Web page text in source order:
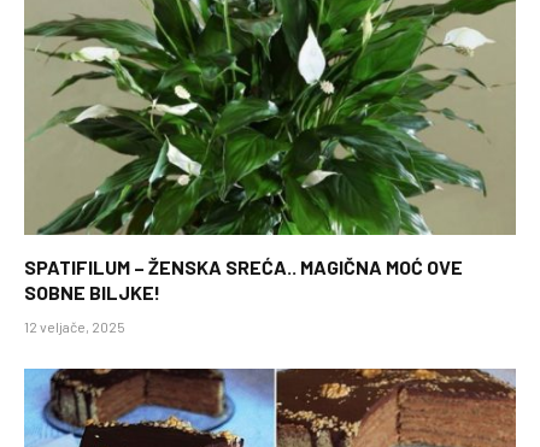
SPATIFILUM – ŽENSKA SREĆA.. MAGIČNA MOĆ OVE
SOBNE BILJKE!
12 veljače, 2025